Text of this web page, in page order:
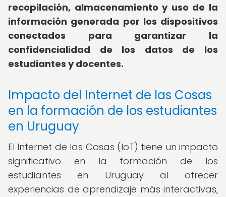
recopilación, almacenamiento y uso de la
información generada por los dispositivos
conectados para garantizar la
confidencialidad de los datos de los
estudiantes y docentes.
Impacto del Internet de las Cosas
en la formación de los estudiantes
en Uruguay
El Internet de las Cosas (IoT) tiene un impacto
significativo en la formación de los
estudiantes en Uruguay al ofrecer
experiencias de aprendizaje más interactivas,